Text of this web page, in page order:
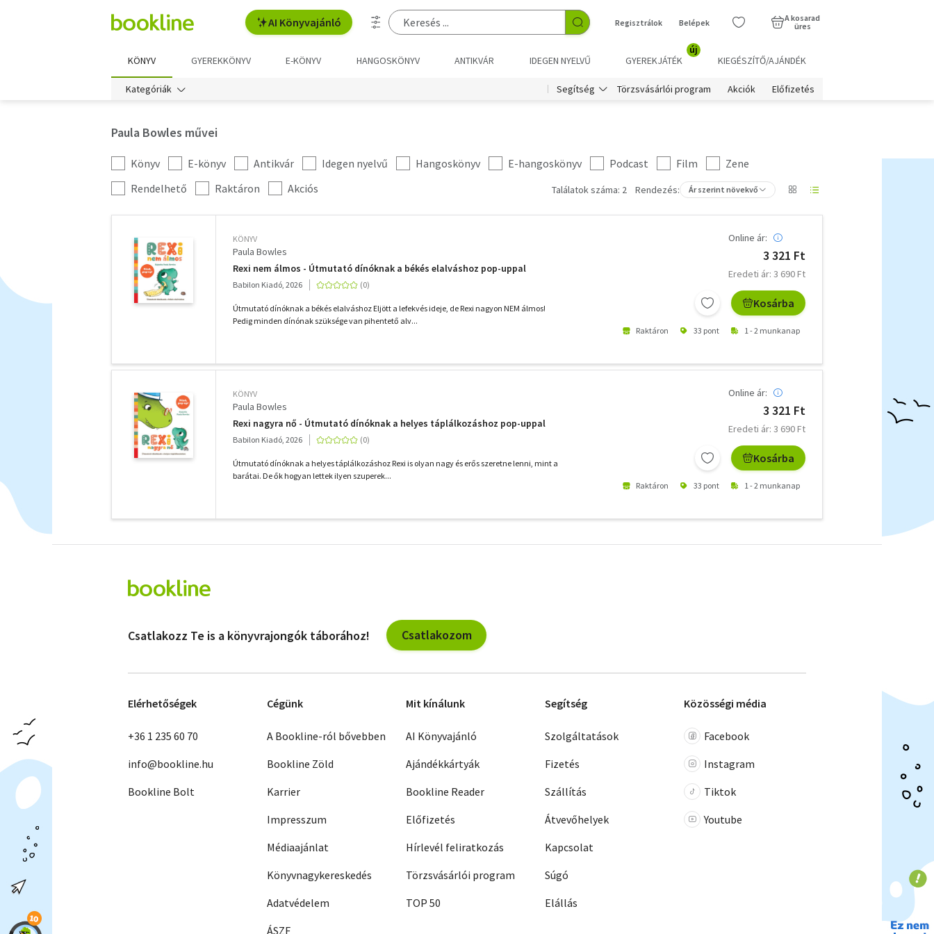
AI Könyvajánló Regisztrálok Belépek
A kosarad
üres
KÖNYV GYEREKKÖNYV E-KÖNYV HANGOSKÖNYV ANTIKVÁR IDEGEN NYELVŰ GYEREKJÁTÉK
új
KIEGÉSZÍTŐ/AJÁNDÉK
Kategóriák Segítség Törzsvásárlói program Akciók Előfizetés
Paula Bowles művei
Kategória
szűrés
Könyv E-könyv Antikvár Idegen nyelvű Hangoskönyv E-hangoskönyv Podcast Film
Zene
További
szűrők
Rendelhető Raktáron Akciós Találatok száma: 2 Rendezés: Ár szerint növekvő
KÖNYV
Paula Bowles
Rexi nem álmos - Útmutató dínóknak a békés elalváshoz pop-uppal
Babilon Kiadó, 2026
Útmutató dínóknak a békés elalváshoz Eljött a lefekvés ideje, de Rexi nagyon NEM álmos!
Pedig minden dínónak szüksége van pihentető alv...
Online ár:
3 321 Ft
Eredeti ár: 3 690 Ft
Kosárba
Raktáron 33 pont 1 - 2 munkanap
KÖNYV
Paula Bowles
Rexi nagyra nő - Útmutató dínóknak a helyes táplálkozáshoz pop-uppal
Babilon Kiadó, 2026
Útmutató dínóknak a helyes táplálkozáshoz Rexi is olyan nagy és erős szeretne lenni, mint a
barátai. De ők hogyan lettek ilyen szuperek...
Online ár:
3 321 Ft
Eredeti ár: 3 690 Ft
Kosárba
Raktáron 33 pont 1 - 2 munkanap
szűrők
Csatlakozz Te is a könyvrajongók táborához! Csatlakozom
Elérhetőségek
+36 1 235 60 70
info@bookline.hu
Bookline Bolt
Cégünk
A Bookline-ról bővebben
Bookline Zöld
Karrier
Impresszum
Médiaajánlat
Könyvnagykereskedés
Adatvédelem
ÁSZF
Mit kínálunk
AI Könyvajánló
Ajándékkártyák
Bookline Reader
Előfizetés
Hírlevél feliratkozás
Törzsvásárlói program
TOP 50
Segítség
Szolgáltatások
Fizetés
Szállítás
Átvevőhelyek
Kapcsolat
Súgó
Elállás
Közösségi média
Facebook
Instagram
Tiktok
Youtube